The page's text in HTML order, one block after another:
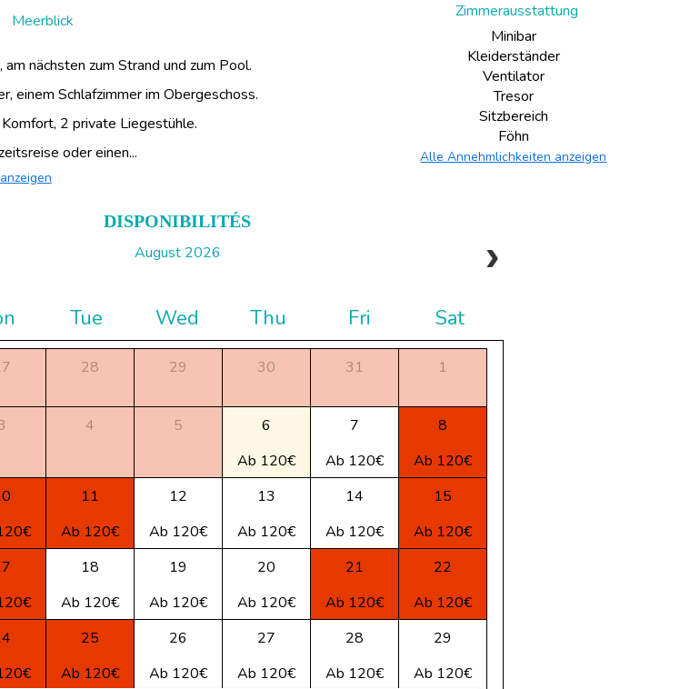
Meerblick
nächsten zum Strand und zum Pool.
einem Schlafzimmer im Obergeschoss.
2 private Liegestühle.
oder einen...
Zimmerausstattung
Minibar
Kleiderständer
Ventilator
Tresor
Sitzbereich
Föhn
Alle Annehmlichkeiten anzeigen
DISPONIBILITÉS
August 2026
Tue Wed Thu Fri Sat
28 29 30 31 1
4 5 6 7
8
Ab 120€
Ab 120€
Ab 120€
11 12 13 14
15
Ab 120€ Ab 120€ Ab 120€ Ab 120€
Ab 120€
18 19 20 21
22
Ab 120€ Ab 120€ Ab 120€ Ab 120€
Ab 120€
25 26 27 28
29
Ab 120€ Ab 120€ Ab 120€ Ab 120€ Ab 120€